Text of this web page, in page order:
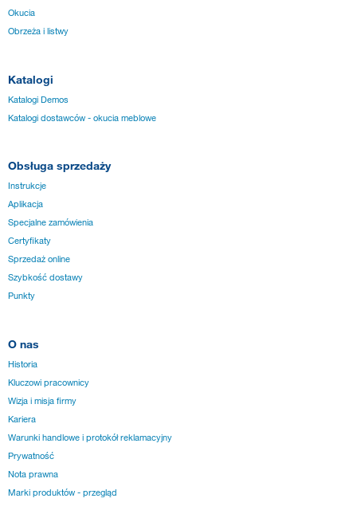
Okucia
Obrzeża i listwy
Katalogi
Katalogi Demos
Katalogi dostawców - okucia meblowe
Obsługa sprzedaży
Instrukcje
Aplikacja
Specjalne zamówienia
Certyfikaty
Sprzedaż online
Szybkość dostawy
Punkty
O nas
Historia
Kluczowi pracownicy
Wizja i misja firmy
Kariera
Warunki handlowe i protokół reklamacyjny
Prywatność
Nota prawna
Marki produktów - przegląd